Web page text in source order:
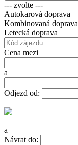
--- zvolte ---
Autokarová doprava
Kombinovaná doprava
Letecká doprava
Cena mezi
a
Odjezd od:
a
Návrat do: